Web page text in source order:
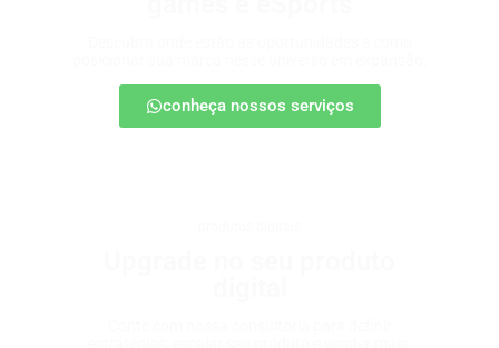
conheça nossos serviços